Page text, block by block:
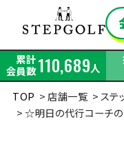
累計
会員数110,689人
TOP
店舗一覧 ステ
☆明日の代行コーチ